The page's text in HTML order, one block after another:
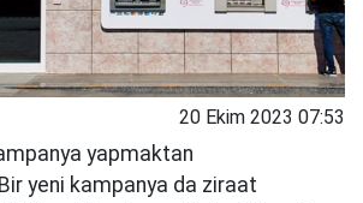
20 Ekim 2023 07:53
yapmaktan
yeni kampanya da ziraat